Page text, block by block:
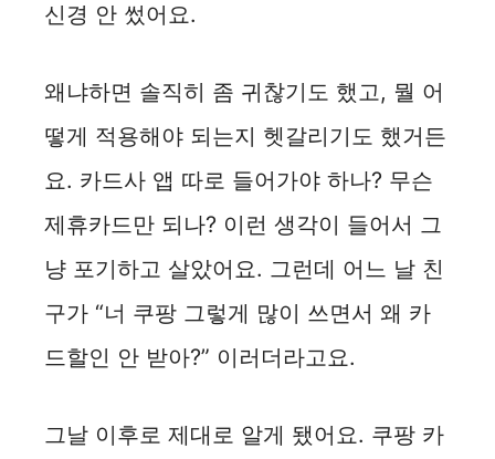
신경 안 썼어요.
왜냐하면 솔직히 좀 귀찮기도 했고, 뭘 어
떻게 적용해야 되는지 헷갈리기도 했거든
요. 카드사 앱 따로 들어가야 하나? 무슨
제휴카드만 되나? 이런 생각이 들어서 그
냥 포기하고 살았어요. 그런데 어느 날 친
구가 “너 쿠팡 그렇게 많이 쓰면서 왜 카
드할인 안 받아?” 이러더라고요.
그날 이후로 제대로 알게 됐어요. 쿠팡 카